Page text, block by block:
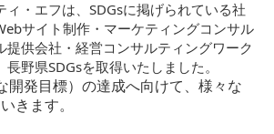
・エフは、SDGsに掲げられている社
サイト制作・マーケティングコンサル
提供会社・経営コンサルティングワーク
野県SDGsを取得いたしました。
開発目標）の達成へ向けて、様々な
きます。